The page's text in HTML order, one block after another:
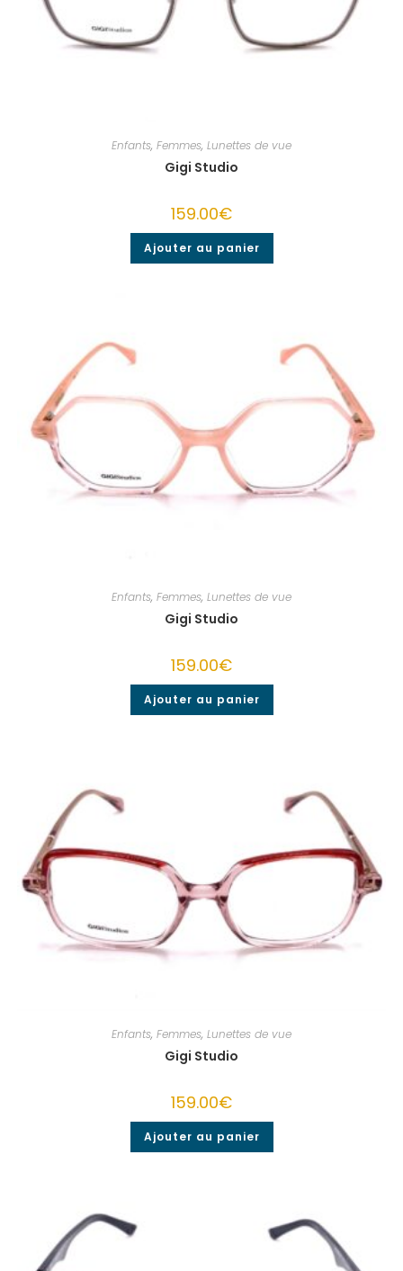
Enfants, Femmes, Lunettes de vue
Gigi Studio
159.00€
Ajouter au panier
Enfants, Femmes, Lunettes de vue
Gigi Studio
159.00€
Ajouter au panier
Enfants, Femmes, Lunettes de vue
Gigi Studio
159.00€
Ajouter au panier